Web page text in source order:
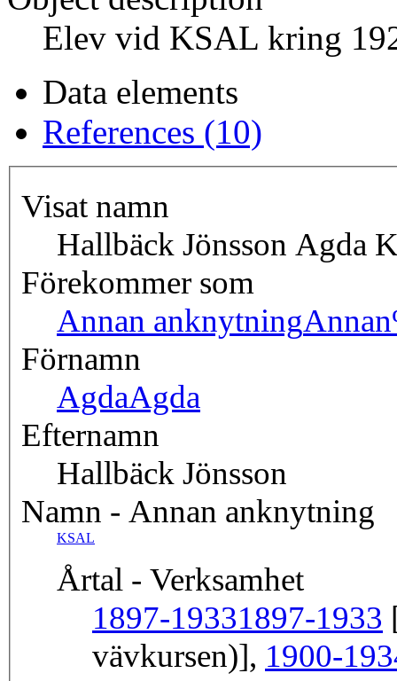
Elev vid KSAL kring
Data elements
References (10)
Visat namn
Hallbäck Jönsson Agda
Förekommer som
Annan anknytning
Förnamn
AgdaAgda
Efternamn
Hallbäck Jönsson
Namn - Annan anknytning
KSAL
Årtal - Verksamhet
1897-19331897-1933
vävkursen)], 1900-